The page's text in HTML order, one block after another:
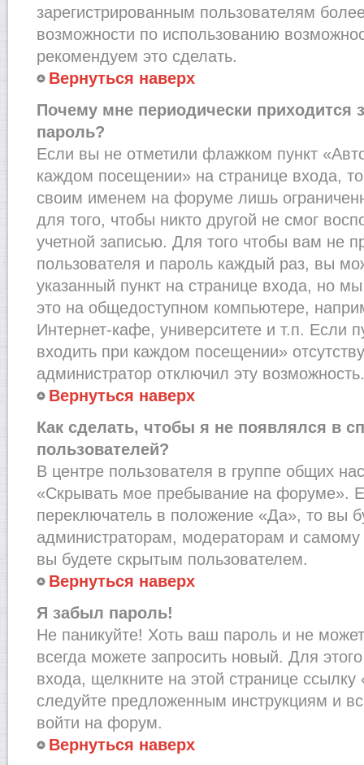
зарегистрированным пользователям
возможности по использованию
рекомендуем это сделать.
Вернуться наверх
Почему мне периодически приходится
пароль?
Если вы не отметили флажком пункт
каждом посещении» на странице входа,
своим именем на форуме лишь
для того, чтобы никто другой не смог
учетной записью. Для того чтобы вам не
пользователя и пароль каждый раз, вы
указанный пункт на странице входа, но
это на общедоступном компьютере,
Интернет-кафе, университете и т.п. Если
входить при каждом посещении»
администратор отключил эту возможность.
Вернуться наверх
Как сделать, чтобы я не появлялся в
пользователей?
В центре пользователя в группе общих
«Скрывать мое пребывание на форуме».
переключатель в положение «Да», то вы
администраторам, модераторам и
вы будете скрытым пользователем.
Вернуться наверх
Я забыл пароль!
Не паникуйте! Хоть ваш пароль и не
всегда можете запросить новый. Для
входа, щелкните на этой странице
следуйте предложенным инструкциям и
войти на форум.
Вернуться наверх